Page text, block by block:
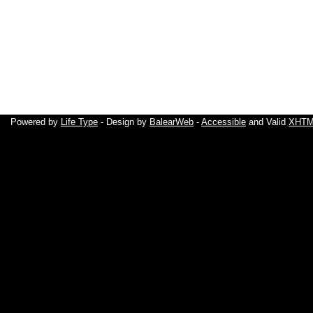
Powered by Life Type - Design by BalearWeb - Accessible and Valid